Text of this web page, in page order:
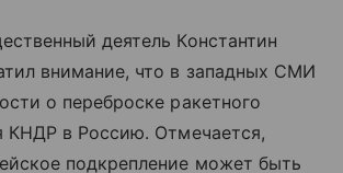
деятель Константин
внимание, что в западных СМИ
о переброске ракетного
КНДР в Россию. Отмечается,
подкрепление может быть